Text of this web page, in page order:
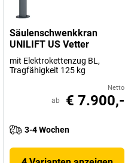
Säulenschwenkkran
UNILIFT US Vetter
mit Elektrokettenzug BL,
Tragfähigkeit 125 kg
Netto
ab € 7.900,-
3-4 Wochen